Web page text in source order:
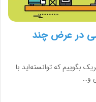
در عرض چند
بگوییم که توانسته‌اید با
و…